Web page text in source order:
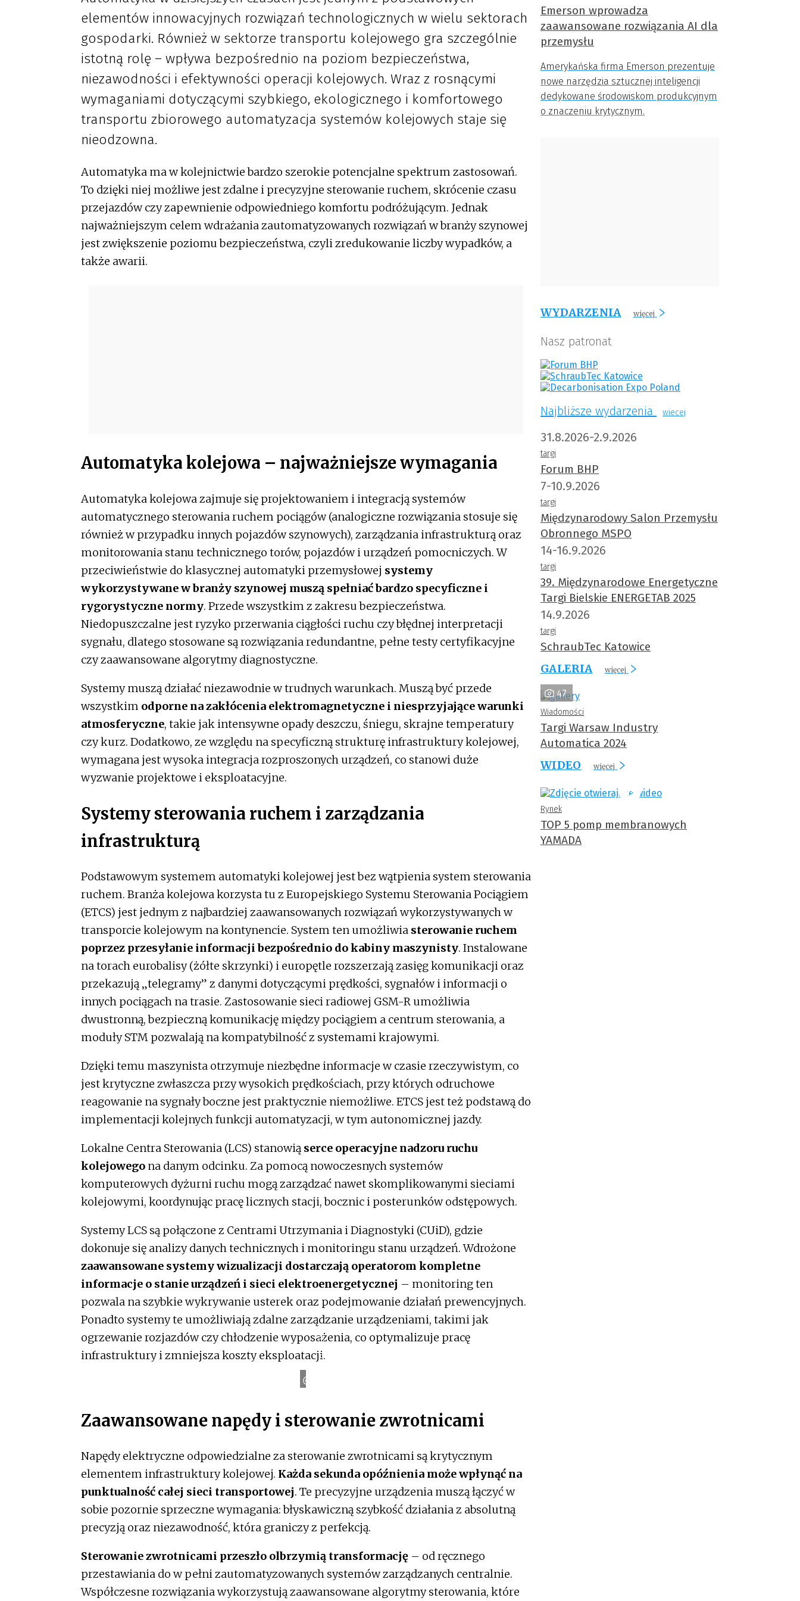
elementów innowacyjnych rozwiązań technologicznych w wielu sektorach
gospodarki. Również w sektorze transportu kolejowego gra szczególnie
istotną rolę – wpływa bezpośrednio na poziom bezpieczeństwa,
niezawodności i efektywności operacji kolejowych. Wraz z rosnącymi
wymaganiami dotyczącymi szybkiego, ekologicznego i komfortowego
transportu zbiorowego automatyzacja systemów kolejowych staje się
nieodzowna.
Automatyka ma w kolejnictwie bardzo szerokie potencjalne spektrum zastosowań.
To dzięki niej możliwe jest zdalne i precyzyjne sterowanie ruchem, skrócenie czasu
przejazdów czy zapewnienie odpowiedniego komfortu podróżującym. Jednak
najważniejszym celem wdrażania zautomatyzowanych rozwiązań w branży szynowej
jest zwiększenie poziomu bezpieczeństwa, czyli zredukowanie liczby wypadków, a
także awarii.
Automatyka kolejowa – najważniejsze wymagania
Automatyka kolejowa zajmuje się projektowaniem i integracją systemów
automatycznego sterowania ruchem pociągów (analogiczne rozwiązania stosuje się
również w przypadku innych pojazdów szynowych), zarządzania infrastrukturą oraz
monitorowania stanu technicznego torów, pojazdów i urządzeń pomocniczych. W
przeciwieństwie do klasycznej automatyki przemysłowej systemy
wykorzystywane w branży szynowej muszą spełniać bardzo specyficzne i
rygorystyczne normy. Przede wszystkim z zakresu bezpieczeństwa.
Niedopuszczalne jest ryzyko przerwania ciągłości ruchu czy błędnej interpretacji
sygnału, dlatego stosowane są rozwiązania redundantne, pełne testy certyfikacyjne
czy zaawansowane algorytmy diagnostyczne.
Systemy muszą działać niezawodnie w trudnych warunkach. Muszą być przede
wszystkim odporne na zakłócenia elektromagnetyczne i niesprzyjające warunki
atmosferyczne, takie jak intensywne opady deszczu, śniegu, skrajne temperatury
czy kurz. Dodatkowo, ze względu na specyficzną strukturę infrastruktury kolejowej,
wymagana jest wysoka integracja rozproszonych urządzeń, co stanowi duże
wyzwanie projektowe i eksploatacyjne.
Systemy sterowania ruchem i zarządzania
infrastrukturą
Podstawowym systemem automatyki kolejowej jest bez wątpienia system sterowania
ruchem. Branża kolejowa korzysta tu z Europejskiego Systemu Sterowania Pociągiem
(ETCS) jest jednym z najbardziej zaawansowanych rozwiązań wykorzystywanych w
transporcie kolejowym na kontynencie. System ten umożliwia sterowanie ruchem
poprzez przesyłanie informacji bezpośrednio do kabiny maszynisty. Instalowane
na torach eurobalisy (żółte skrzynki) i europętle rozszerzają zasięg komunikacji oraz
przekazują „telegramy” z danymi dotyczącymi prędkości, sygnałów i informacji o
innych pociągach na trasie. Zastosowanie sieci radiowej GSM-R umożliwia
dwustronną, bezpieczną komunikację między pociągiem a centrum sterowania, a
moduły STM pozwalają na kompatybilność z systemami krajowymi.
Dzięki temu maszynista otrzymuje niezbędne informacje w czasie rzeczywistym, co
jest krytyczne zwłaszcza przy wysokich prędkościach, przy których odruchowe
reagowanie na sygnały boczne jest praktycznie niemożliwe. ETCS jest też podstawą do
implementacji kolejnych funkcji automatyzacji, w tym autonomicznej jazdy.
Lokalne Centra Sterowania (LCS) stanowią serce operacyjne nadzoru ruchu
kolejowego na danym odcinku. Za pomocą nowoczesnych systemów
komputerowych dyżurni ruchu mogą zarządzać nawet skomplikowanymi sieciami
kolejowymi, koordynując pracę licznych stacji, bocznic i posterunków odstępowych.
Systemy LCS są połączone z Centrami Utrzymania i Diagnostyki (CUiD), gdzie
dokonuje się analizy danych technicznych i monitoringu stanu urządzeń. Wdrożone
zaawansowane systemy wizualizacji dostarczają operatorom kompletne
informacje o stanie urządzeń i sieci elektroenergetycznej – monitoring ten
pozwala na szybkie wykrywanie usterek oraz podejmowanie działań prewencyjnych.
Ponadto systemy te umożliwiają zdalne zarządzanie urządzeniami, takimi jak
ogrzewanie rozjazdów czy chłodzenie wyposażenia, co optymalizuje pracę
infrastruktury i zmniejsza koszty eksploatacji.
t
o
Z
a
l
e
t
a
l
i
x
a
b
a
Zaawansowane napędy i sterowanie zwrotnicami
Napędy elektryczne odpowiedzialne za sterowanie zwrotnicami są krytycznym
elementem infrastruktury kolejowej. Każda sekunda opóźnienia może wpłynąć na
punktualność całej sieci transportowej. Te precyzyjne urządzenia muszą łączyć w
sobie pozornie sprzeczne wymagania: błyskawiczną szybkość działania z absolutną
precyzją oraz niezawodność, która graniczy z perfekcją.
Sterowanie zwrotnicami przeszło olbrzymią transformację – od ręcznego
przestawiania do w pełni zautomatyzowanych systemów zarządzanych centralnie.
Współczesne rozwiązania wykorzystują zaawansowane algorytmy sterowania, które
Emerson wprowadza
zaawansowane rozwiązania AI dla
przemysłu
Amerykańska firma Emerson prezentuje
nowe narzędzia sztucznej inteligencji
dedykowane środowiskom produkcyjnym
o znaczeniu krytycznym.
WYDARZENIA więcej
Nasz patronat
Najbliższe wydarzenia wiecej
31.8.2026-2.9.2026
targi
Forum BHP
7-10.9.2026
targi
Międzynarodowy Salon Przemysłu
Obronnego MSPO
14-16.9.2026
targi
39. Międzynarodowe Energetyczne
Targi Bielskie ENERGETAB 2025
14.9.2026
targi
SchraubTec Katowice
GALERIA
więcej
47
Wiadomości
Targi Warsaw Industry
Automatica 2024
WIDEO
więcej
Rynek
TOP 5 pomp membranowych
YAMADA